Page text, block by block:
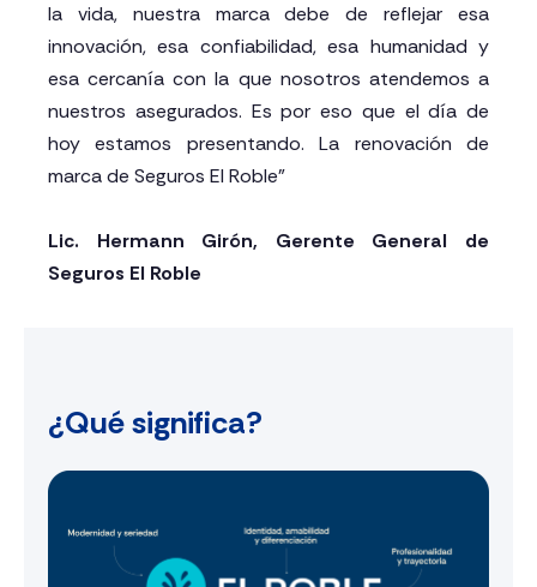
la vida, nuestra marca debe de reflejar esa
innovación, esa confiabilidad, esa humanidad y
esa cercanía con la que nosotros atendemos a
nuestros asegurados. Es por eso que el día de
hoy estamos presentando. La renovación de
marca de Seguros El Roble”
Lic. Hermann Girón, Gerente General de
Seguros El Roble
¿Qué significa?